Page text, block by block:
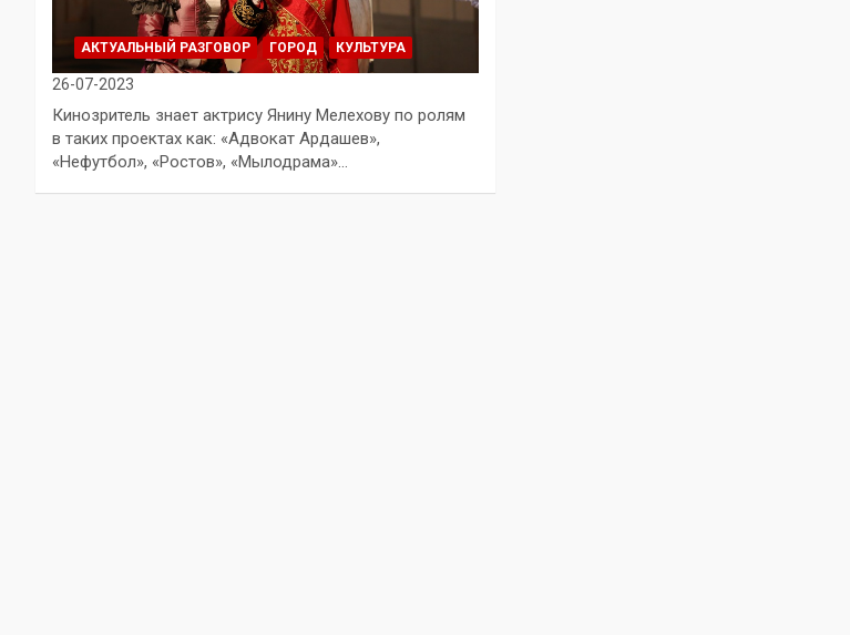
АКТУАЛЬНЫЙ РАЗГОВОР ГОРОД КУЛЬТУРА
26-07-2023
Кинозритель знает актрису Янину Мелехову по ролям
в таких проектах как: «Адвокат Ардашев»,
«Нефутбол», «Ростов», «Мылодрама»…